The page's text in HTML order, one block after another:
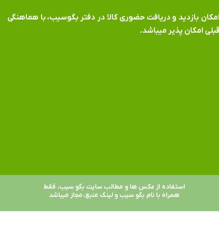
بازدید و دریافت حضوری کالا در دفتر بگوسیب، با هماهنگی
امکان پذیر میباشد.
استفاده از عکس ها و مطالب سایت بگو سیب، فقط
همراه با نام بگو سیب و لینک منبع، مجاز میباشد